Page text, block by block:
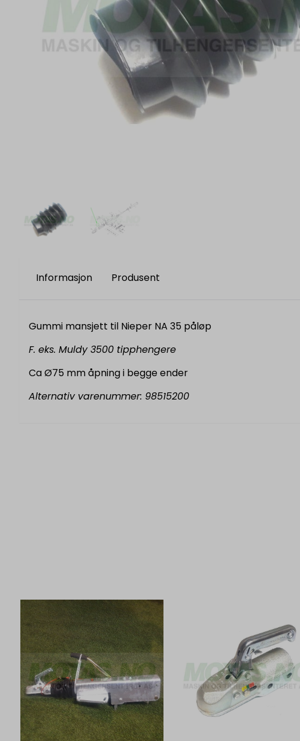
Informasjon Produsent
Gummi mansjett til Nieper NA 35 påløp
F. eks. Muldy 3500 tipphengere
Ca Ø75 mm åpning i begge ender
Alternativ varenummer: 98515200